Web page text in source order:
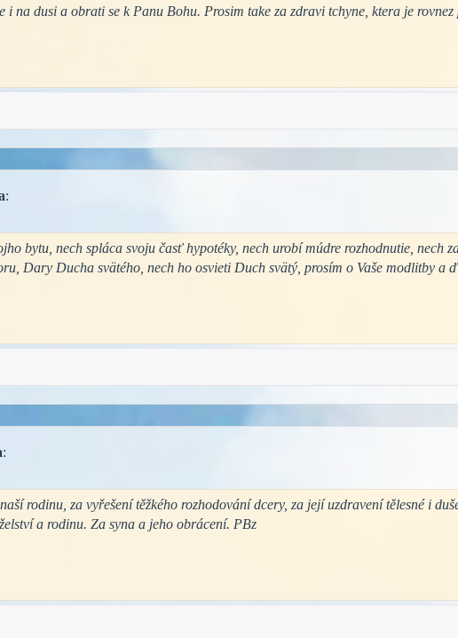
i na dusi a obrati se k Panu Bohu. Prosim take za zdravi tchyne, ktera je
:
bytu, nech spláca svoju časť hypotéky, nech urobí múdre rozhodnutie, nech
Dary Ducha svätého, nech ho osvieti Duch svätý, prosím o Vaše modlitby a
:
rodinu, za vyřešení těžkého rozhodování dcery, za její uzdravení tělesné i
a rodinu. Za syna a jeho obrácení. PBz